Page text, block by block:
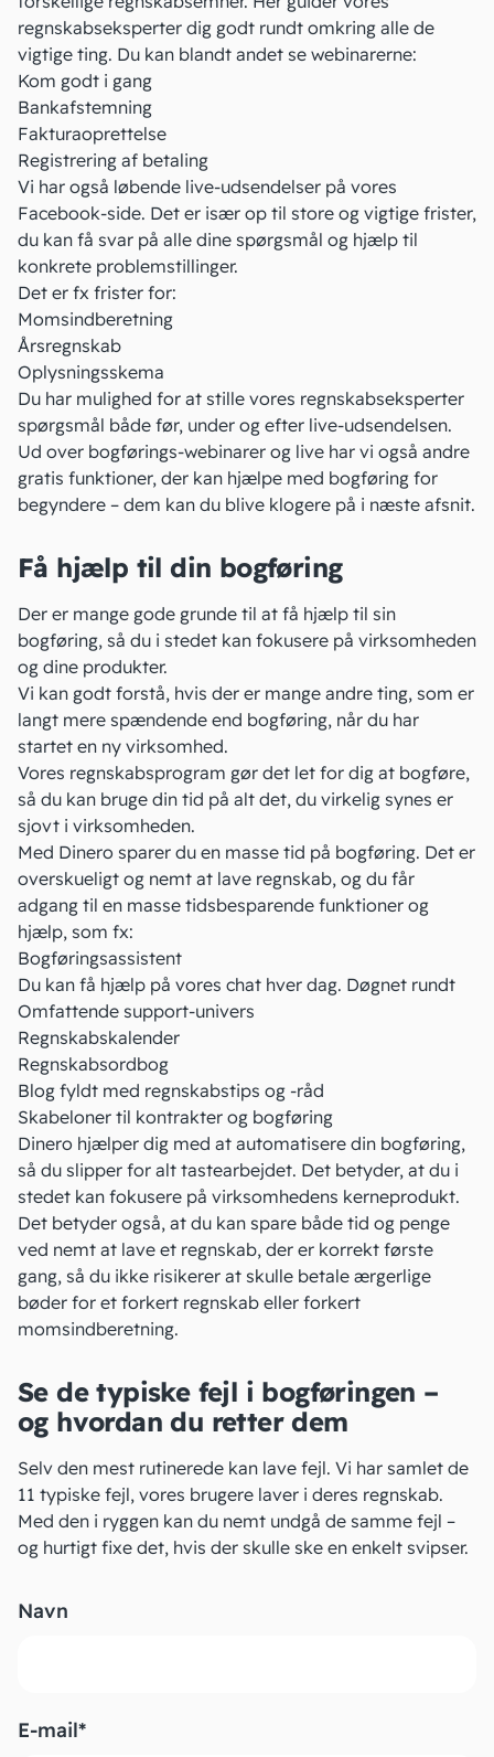
regnskabseksperter dig godt rundt omkring alle de
vigtige ting. Du kan blandt andet se webinarerne:
Kom godt i gang
Bankafstemning
Fakturaoprettelse
Registrering af betaling
Vi har også løbende live-udsendelser på vores
Facebook-side. Det er især op til store og vigtige frister,
du kan få svar på alle dine spørgsmål og hjælp til
konkrete problemstillinger.
Det er fx frister for:
Momsindberetning
Årsregnskab
Oplysningsskema
Du har mulighed for at stille vores regnskabseksperter
spørgsmål både før, under og efter live-udsendelsen.
Ud over bogførings-webinarer og live har vi også andre
gratis funktioner, der kan hjælpe med bogføring for
begyndere – dem kan du blive klogere på i næste afsnit.
Få hjælp til din bogføring
Der er mange gode grunde til at få hjælp til sin
bogføring, så du i stedet kan fokusere på virksomheden
og dine produkter.
Vi kan godt forstå, hvis der er mange andre ting, som er
langt mere spændende end bogføring, når du har
startet en ny virksomhed.
Vores regnskabsprogram gør det let for dig at bogføre,
så du kan bruge din tid på alt det, du virkelig synes er
sjovt i virksomheden.
Med Dinero sparer du en masse tid på bogføring. Det er
overskueligt og nemt at lave regnskab, og du får
adgang til en masse tidsbesparende funktioner og
hjælp, som fx:
Bogføringsassistent
Du kan få hjælp på vores chat hver dag. Døgnet rundt
Omfattende support-univers
Regnskabskalender
Regnskabsordbog
Blog fyldt med regnskabstips og -råd
Skabeloner til kontrakter og bogføring
Dinero hjælper dig med at automatisere din bogføring,
så du slipper for alt tastearbejdet. Det betyder, at du i
stedet kan fokusere på virksomhedens kerneprodukt.
Det betyder også, at du kan spare både tid og penge
ved nemt at lave et regnskab, der er korrekt første
gang, så du ikke risikerer at skulle betale ærgerlige
bøder for et forkert regnskab eller forkert
momsindberetning.
Se de typiske fejl i bogføringen –
og hvordan du retter dem
Selv den mest rutinerede kan lave fejl. Vi har samlet de
11 typiske fejl, vores brugere laver i deres regnskab.
Med den i ryggen kan du nemt undgå de samme fejl –
og hurtigt fixe det, hvis der skulle ske en enkelt svipser.
Navn
E-mail*